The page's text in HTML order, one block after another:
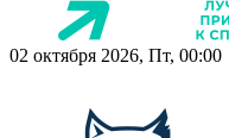
02 октября 2026, Пт, 00:00